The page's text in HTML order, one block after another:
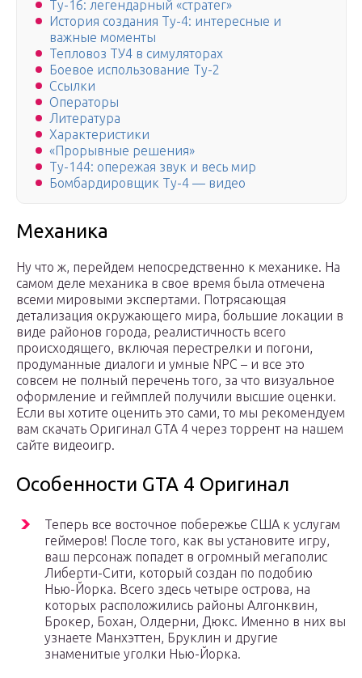
Ту-16: легендарный «стратег»
История создания Ту-4: интересные и
важные моменты
Тепловоз ТУ4 в симуляторах
Боевое использование Ту-2
Ссылки
Операторы
Литература
Характеристики
«Прорывные решения»
Ту-144: опережая звук и весь мир
Бомбардировщик Ту-4 — видео
Механика
Ну что ж, перейдем непосредственно к механике. На
самом деле механика в свое время была отмечена
всеми мировыми экспертами. Потрясающая
детализация окружающего мира, большие локации в
виде районов города, реалистичность всего
происходящего, включая перестрелки и погони,
продуманные диалоги и умные NPC – и все это
совсем не полный перечень того, за что визуальное
оформление и геймплей получили высшие оценки.
Если вы хотите оценить это сами, то мы рекомендуем
вам скачать Оригинал GTA 4 через торрент на нашем
сайте видеоигр.
Особенности GTA 4 Оригинал
Теперь все восточное побережье США к услугам
геймеров! После того, как вы установите игру,
ваш персонаж попадет в огромный мегаполис
Либерти-Сити, который создан по подобию
Нью-Йорка. Всего здесь четыре острова, на
которых расположились районы Алгонквин,
Брокер, Бохан, Олдерни, Дюкс. Именно в них вы
узнаете Манхэттен, Бруклин и другие
знаменитые уголки Нью-Йорка.